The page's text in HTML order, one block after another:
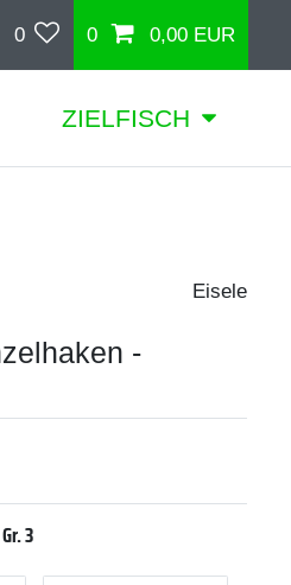
0 0 0,00 EUR
ZIELFISCH
Eisele
-
3